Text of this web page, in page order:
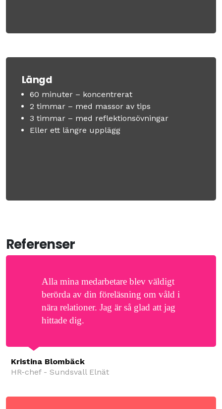
Längd
60 minuter – koncentrerat
2 timmar – med massor av tips
3 timmar – med reflektionsövningar
Eller ett längre upplägg
Referenser
Alla mina medarbetare blev väldigt
berörda av din föreläsning om våld i
nära relationer. Jag är så glad att jag
hittade dig.
Kristina Blombäck
HR-chef - Sundsvall Elnät